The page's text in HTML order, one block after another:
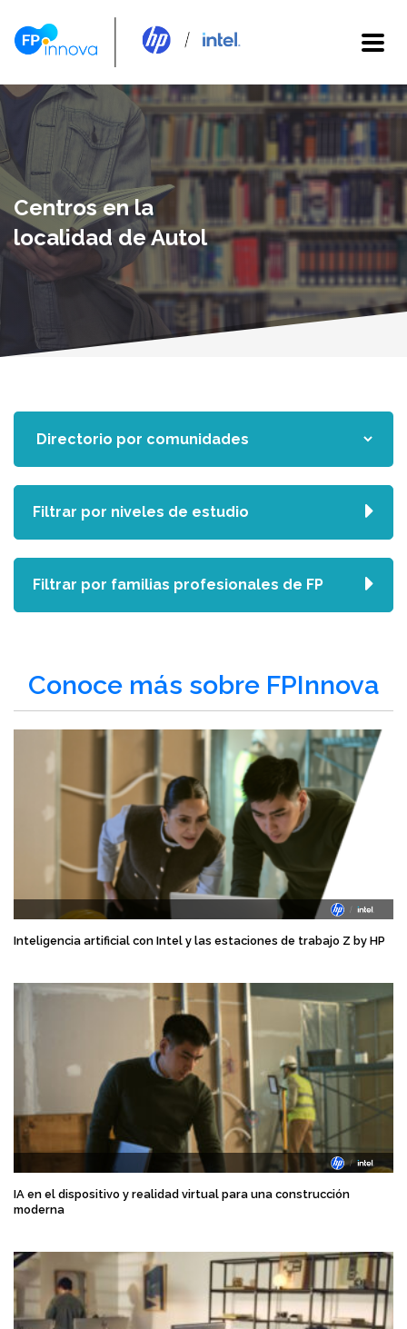
Centros en la
localidad de Autol
Conoce más sobre FPInnova
Inteligencia artificial con Intel y las estaciones de trabajo Z by HP
IA en el dispositivo y realidad virtual para una construcción
moderna
Filtrar por niveles de estudio
Filtrar por familias profesionales de FP